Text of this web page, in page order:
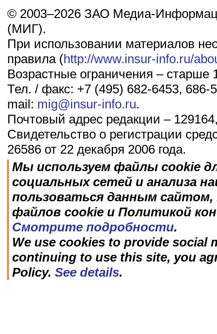
© 2003–2026 ЗАО Медиа-
(МИГ).
При использовании материалов
правила (http://www.insur-info.ru/
Возрастные ограничения – старше
Тел. / факс: +7 (495) 682-6453, 686-
mail: mig@insur-info.ru.
Почтовый адрес редакции –
Свидетельство о регистрации
26586 от 22 декабря 2006 года.
Мы используем файлы cookie
социальных сетей и анализа
пользоваться данным
файлов cookie и Политикой
Смотрите подробности.
We use cookies to provide social
continuing to use this site, you
Policy. See details.